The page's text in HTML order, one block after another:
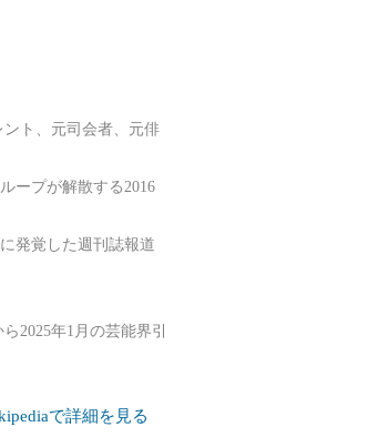
ト、元司会者、元俳
ープが解散する2016
発覚した週刊誌報道
2025年1月の芸能界引
で詳細を見る